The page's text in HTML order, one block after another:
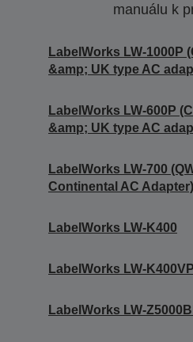
manuálu k
LabelWorks LW-1000P
&amp; UK type AC
LabelWorks LW-600P
&amp; UK type AC
LabelWorks LW-700
Continental AC Adapter)
LabelWorks LW-K400
LabelWorks LW-K400VP
LabelWorks LW-